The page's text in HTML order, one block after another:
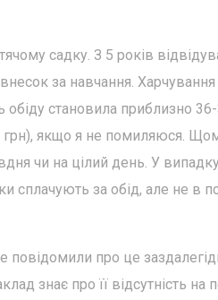
садку. З 5 років
за навчання.
обіду становила приблизно
якщо я не помиляюся.
чи на цілий день. У
сплачують за обід, але не в
повідомили про це
знає про її відсутність на